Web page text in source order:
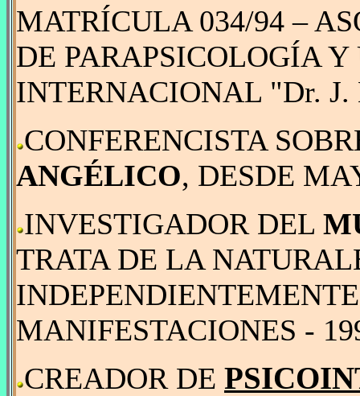
MATRÍCULA 034/94 –
DE PARAPSICOLOGÍA
INTERNACIONAL "Dr. J.
CONFERENCISTA
ANGÉLICO, DESDE
INVESTIGADOR DEL
TRATA DE LA
MANIFESTACIONES -
CREADOR DE